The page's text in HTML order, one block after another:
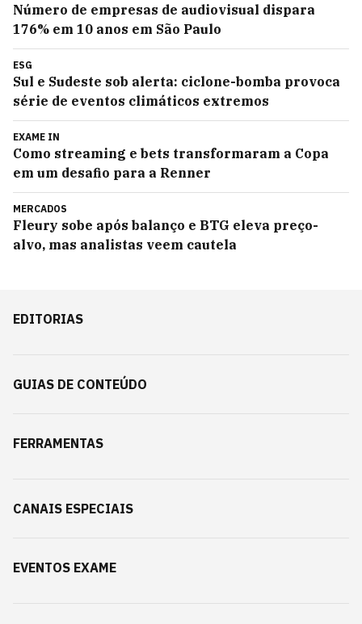
Número de empresas de audiovisual dispara
176% em 10 anos em São Paulo
ESG
Sul e Sudeste sob alerta: ciclone-bomba provoca
série de eventos climáticos extremos
EXAME IN
Como streaming e bets transformaram a Copa
em um desafio para a Renner
MERCADOS
Fleury sobe após balanço e BTG eleva preço-
alvo, mas analistas veem cautela
EDITORIAS
GUIAS DE CONTEÚDO
FERRAMENTAS
CANAIS ESPECIAIS
EVENTOS EXAME